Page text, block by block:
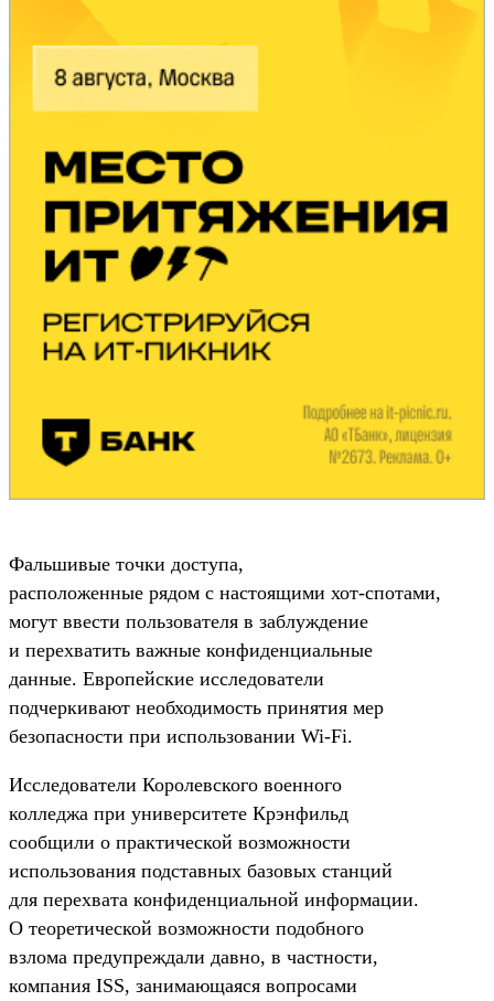
Фальшивые точки доступа,
расположенные рядом с настоящими хот-спотами,
могут ввести пользователя в заблуждение
и перехватить важные конфиденциальные
данные. Европейские исследователи
подчеркивают необходимость принятия мер
безопасности при использовании Wi-Fi.
Исследователи Королевского военного
колледжа при университете Крэнфильд
сообщили о практической возможности
использования подставных базовых станций
для перехвата конфиденциальной информации.
О теоретической возможности подобного
взлома предупреждали давно, в частности,
компания ISS, занимающаяся вопросами